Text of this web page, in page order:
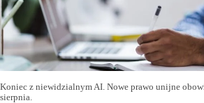
Koniec z niewidzialnym AI. Nowe prawo unijne
sierpnia.